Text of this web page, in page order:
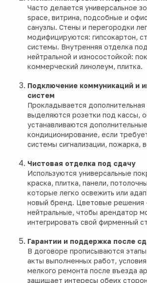
Часто делается универсальное
space, витрина, подсобные и
санузлы. Стены и перегородки
модифицируются: гипсокартон,
системы. Внутренняя отделка
нейтральной и износостойкой:
коммерческий линолеум, плитка.
Подключение коммуникаций и
систем
Прокладывается дополнительная
выделяются розетки под кассы,
устанавливаются
кондиционирование, если
системы сигнализации, пожарка,
Чистовая отделка под сдачу
Используются универсальные
краска, плитка, панели,
которые легко освежить или
новый бренд. Цветовые решения
нейтральные, чтобы арендатор
интегрировать свой фирменный
Гарантии и поддержка после
В договоре прописываются
акты выполненных работ,
мелкого ремонта после въезда
защищает интересы обеих